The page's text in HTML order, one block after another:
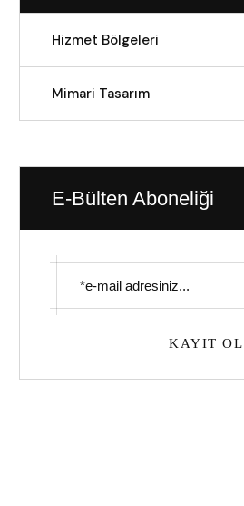
Hizmet Bölgeleri
Mimari Tasarım
E-Bülten Aboneliği
KAYIT OL